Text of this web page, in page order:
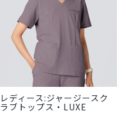
レディース:ジャージースク
ラブトップス・LUXE